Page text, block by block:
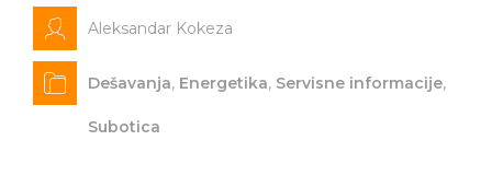
Aleksandar Kokeza
Dešavanja, Energetika, Servisne informacije,
Subotica